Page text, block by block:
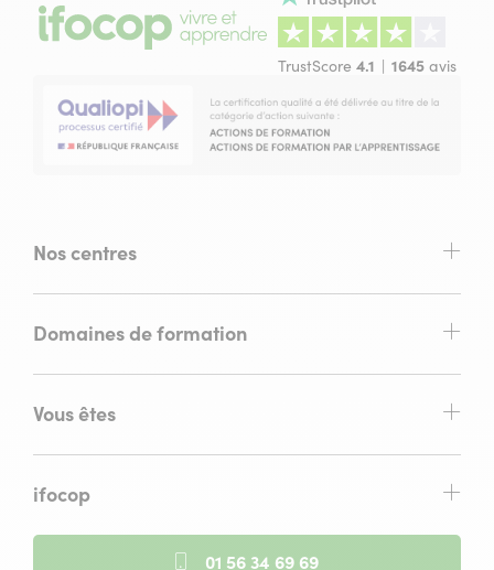
TrustScore 4.1 1645 avis
Nos centres
Domaines de formation
Vous êtes
ifocop
01 56 34 69 69